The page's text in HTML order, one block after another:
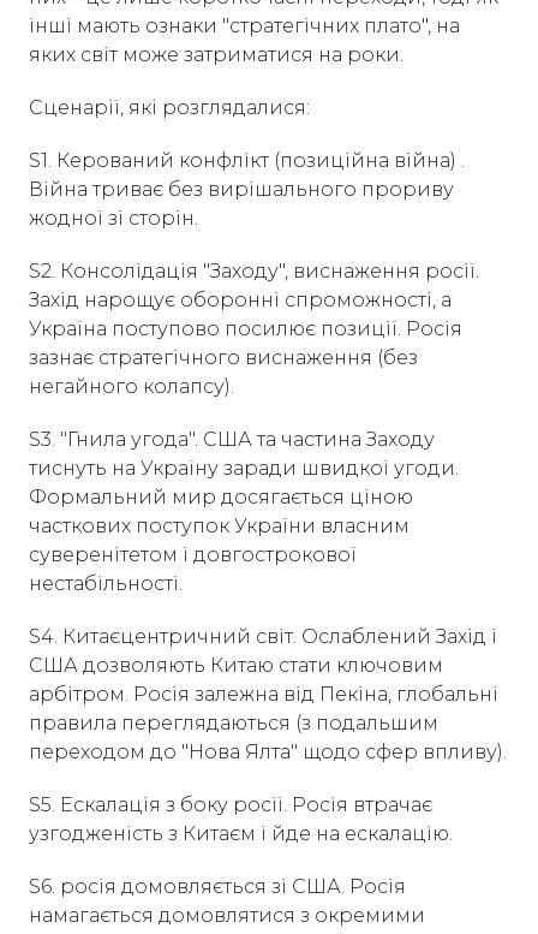
інші мають ознаки "стратегічних плато", на
яких світ може затриматися на роки.
Сценарії, які розглядалися:
S1. Керований конфлікт (позиційна війна) .
Війна триває без вирішального прориву
жодної зі сторін.
S2. Консолідація "Заходу", виснаження росії.
Захід нарощує оборонні спроможності, а
Україна поступово посилює позиції. Росія
зазнає стратегічного виснаження (без
негайного колапсу).
S3. "Гнила угода". США та частина Заходу
тиснуть на Україну заради швидкої угоди.
Формальний мир досягається ціною
часткових поступок України власним
суверенітетом і довгострокової
нестабільності.
S4. Китаєцентричний світ. Ослаблений Захід і
США дозволяють Китаю стати ключовим
арбітром. Росія залежна від Пекіна, глобальні
правила переглядаються (з подальшим
переходом до "Нова Ялта" щодо сфер впливу).
S5. Ескалація з боку росії. Росія втрачає
узгодженість з Китаєм і йде на ескалацію.
S6. росія домовляється зі США. Росія
намагається домовлятися з окремими